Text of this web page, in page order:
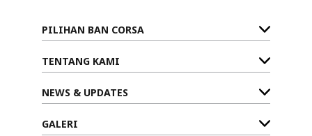
PILIHAN BAN CORSA
TENTANG KAMI
NEWS & UPDATES
GALERI